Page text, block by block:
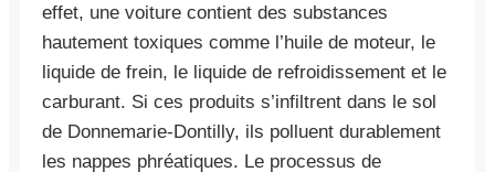
effet, une voiture contient des substances
hautement toxiques comme l’huile de moteur, le
liquide de frein, le liquide de refroidissement et le
carburant. Si ces produits s’infiltrent dans le sol
de Donnemarie-Dontilly, ils polluent durablement
les nappes phréatiques. Le processus de